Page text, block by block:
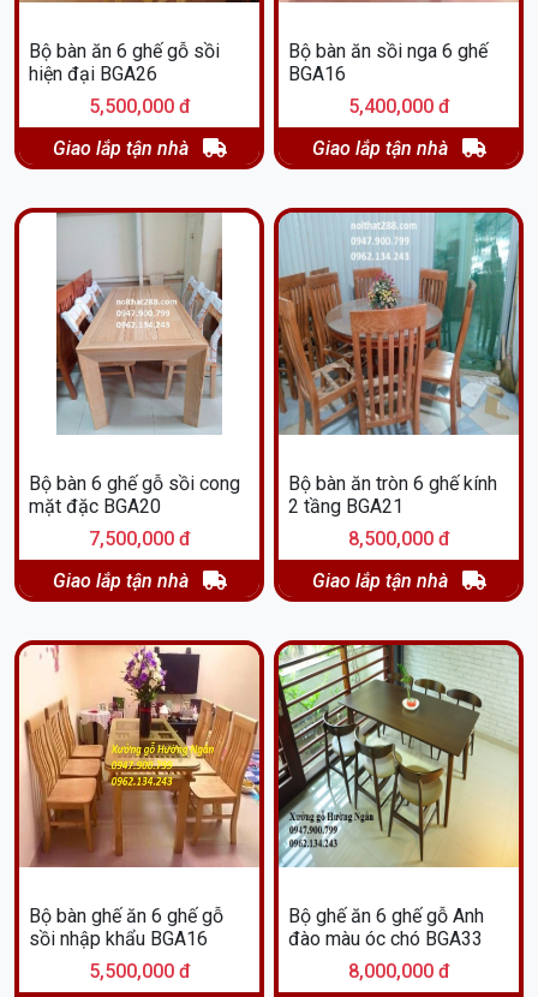
Bộ bàn ăn 6 ghế gỗ sồi
hiện đại BGA26
5,500,000 đ
Giao lắp tận nhà
Bộ bàn ăn sồi nga 6 ghế
BGA16
5,400,000 đ
Giao lắp tận nhà
Bộ bàn 6 ghế gỗ sồi cong
mặt đặc BGA20
7,500,000 đ
Giao lắp tận nhà
Bộ bàn ăn tròn 6 ghế kính
2 tầng BGA21
8,500,000 đ
Giao lắp tận nhà
Bộ bàn ghế ăn 6 ghế gỗ
sồi nhập khẩu BGA16
5,500,000 đ
Bộ ghế ăn 6 ghế gỗ Anh
đào màu óc chó BGA33
8,000,000 đ